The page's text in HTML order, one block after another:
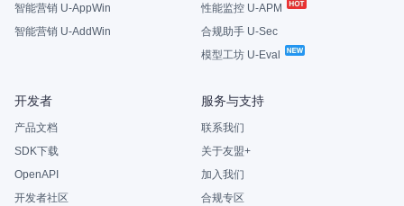
智能营销 U-AppWin
智能营销 U-AddWin
性能监控 U-APM
合规助手 U-Sec
模型工坊 U-Eval
开发者
产品文档
SDK下载
OpenAPI
开发者社区
服务与支持
联系我们
关于友盟+
加入我们
合规专区